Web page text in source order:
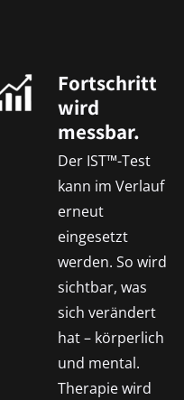
Fortschritt
wird
messbar.
Der IST™-Test
kann im Verlauf
erneut
eingesetzt
werden. So wird
sichtbar, was
sich verändert
hat – körperlich
und mental.
Therapie wird